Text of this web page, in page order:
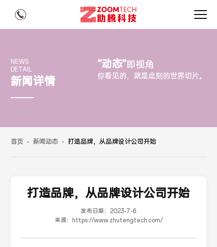
NEWS
DETAIL
新闻详情
“动态”即视角
你看见的，就是此刻的世界切片。
首页 - 新闻动态 - 打造品牌，从品牌设计公司开始
打造品牌，从品牌设计公司开始
发布日期： 2023-7-6
来源：
https://www.zhutengtech.com/